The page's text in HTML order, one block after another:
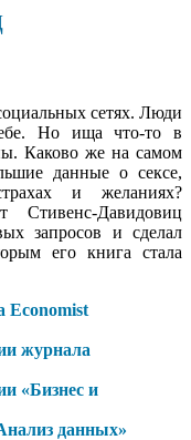
сетях. Люди
Но ища что-то в
Каково же на самом
данные о сексе,
и желаниях?
Давидовиц
запросов и сделал
его книга стала
Economist
журнала
«Бизнес и
данных»